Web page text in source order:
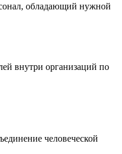
обладающий нужной
внутри организаций по
человеческой